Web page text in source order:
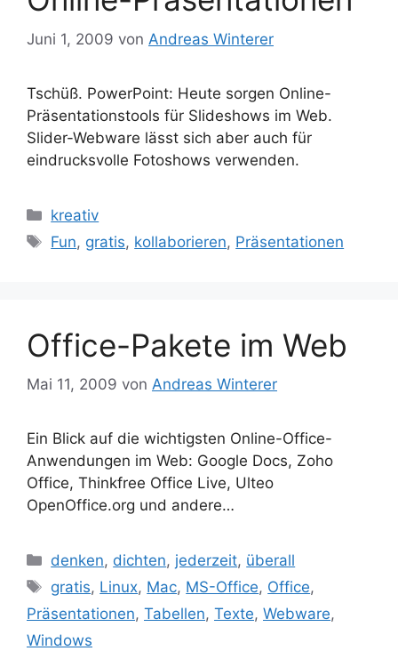
Juni 1, 2009 von Andreas Winterer
Tschüß. PowerPoint: Heute sorgen Online-
Präsentationstools für Slideshows im Web.
Slider-Webware lässt sich aber auch für
eindrucksvolle Fotoshows verwenden.
Kategorien
kreativ
Schlagwörter
Fun, gratis, kollaborieren, Präsentationen
Office-Pakete im Web
Mai 11, 2009 von Andreas Winterer
Ein Blick auf die wichtigsten Online-Office-
Anwendungen im Web: Google Docs, Zoho
Office, Thinkfree Office Live, Ulteo
OpenOffice.org und andere…
Kategorien
denken, dichten, jederzeit, überall
Schlagwörter
gratis, Linux, Mac, MS-Office, Office,
Präsentationen, Tabellen, Texte, Webware,
Windows